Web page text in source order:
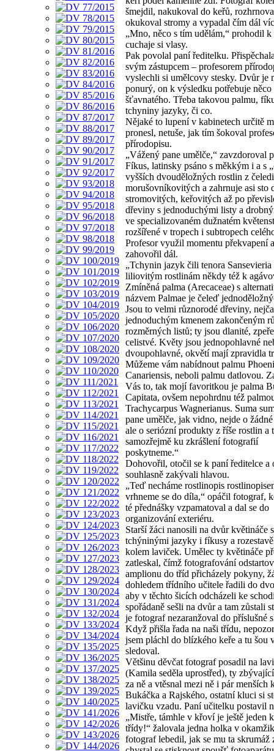
šmejdil, nakukoval do keřů,
okukoval stromy a vypadal čím dál
„Mno, něco s tím udělám,“ prohodil k
cuchaje si vlasy.
Pak povolal paní ředitelku.
svým zástupcem – profesorem
vyslechli si umělcovy stesky. Dvůr je
ponurý, on k výsledku potřebuje něco
šťavnatého. Třeba takovou palmu,
tchyniny jazyky, či co.
Nějaké to lupení v kabinetech určitě
pronesl, netuše, jak tím šokoval
přírodopisu.
„Vážený pane umělče,“ zavzdoroval
Fíkus, latinsky psáno s měkkým i a s
vyšších dvouděložných rostlin z čeledi
morušovníkovitých a zahrnuje asi sto
stromovitých, keřovitých až po
dřeviny s jednoduchými listy a
ve specializovaném dužnatém
rozšířené v tropech i subtropech
Profesor využil momentu překvapení a
zahovořil dál.
„Tchynin jazyk čili tenora Sansevieria
liliovitým rostlinám někdy též k
Zmíněná palma (Arecaceae) s
názvem Palmae je čeleď
Jsou to velmi různorodé dřeviny,
jednoduchým kmenem zakončeným
rozměrných listů; ty jsou dlanité,
celistvé. Květy jsou jednopohlavné
dvoupohlavné, okvětí mají zpravidla
Můžeme vám nabídnout palmu
Canariensis, neboli palmu datlovou.
Vás to, tak mojí favoritkou je palma
Capitata, ovšem nepohrdnu též
Trachycarpus Wagnerianus. Suma
pane umělče, jak vidno, nejde o
ale o seriózní produkty z říše rostlin a
samozřejmě ku zkrášlení fotografií
poskytneme.“
Dohovořil, otočil se k paní ředitelce a
souhlasně zakývali hlavou.
„Teď necháme rostlinopis
vrhneme se do díla,“ opáčil fotograf,
té přednášky vzpamatoval a dal se do
organizování exteriéru.
Starší žáci nanosili na dvůr květináče
tchýninými jazyky i fíkusy a
kolem laviček. Umělec ty květináče
zatleskal, čímž fotografování
amplionu do tříd přicházely pokyny,
dohledem třídního učitele řadili do
aby v těchto šicích odcházeli ke
spořádaně sešli na dvůr a tam zůstali
je fotograf nezaranžoval do příslušné
Když přišla řada na naši třídu,
jsem pláchl do blízkého keře a tu šou
sledoval.
Většinu děvčat fotograf posadil na
(Kamila seděla uprostřed), ty
za ně a vtěsnal mezi ně i pár menších
Bukáčka a Rajského, ostatní kluci si
lavičku vzadu. Paní učitelku postavil
„Mistře, támhle v křoví je ještě jeden
třídy!“ žalovala jedna holka v
fotograf lebedil, jak se mu ta skrumáž